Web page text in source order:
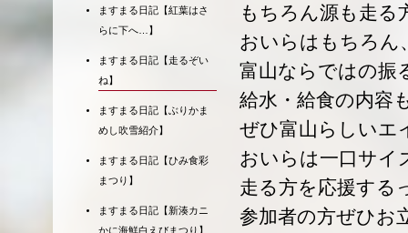
もちろん源も走る
おいらはもちろん
富山ならではの振
給水・給食の内容
ぜひ富山らしいエ
おいらは一口サイ
走る方を応援する
参加者の方ぜひお
ますまる日記【紅葉はさ
らに下へ…】
ますまる日記【走るぞい
ね】
ますまる日記【ぶりかま
めし吹雪紹介】
ますまる日記【ひみ食彩
まつり】
ますまる日記【新湊カニ
かに海鮮白えびまつり】